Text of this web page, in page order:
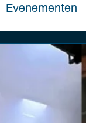
Evenementen
Handel
Poultry Farms